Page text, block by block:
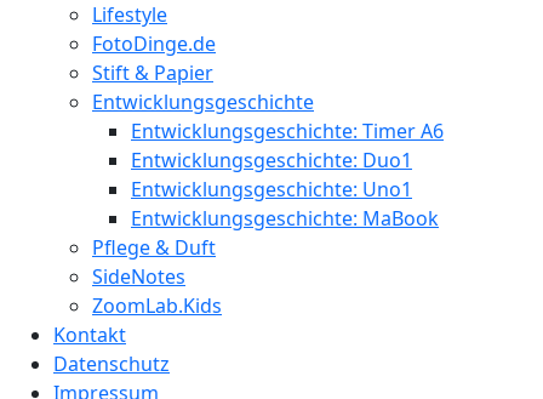
Lifestyle
FotoDinge.de
Stift & Papier
Entwicklungsgeschichte
Entwicklungsgeschichte: Timer A6
Entwicklungsgeschichte: Duo1
Entwicklungsgeschichte: Uno1
Entwicklungsgeschichte: MaBook
Pflege & Duft
SideNotes
ZoomLab.Kids
Kontakt
Datenschutz
Impressum